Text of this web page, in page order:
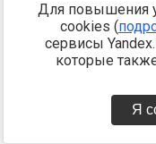
Для повышения
cookies (
сервисы
которые
Я